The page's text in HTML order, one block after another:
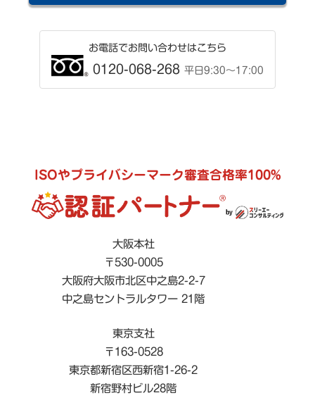
お電話でお問い合わせはこちら
0120-068-268 平日9:30〜17:00
ISOやプライバシーマーク審査合格率100%
大阪本社
〒530-0005
大阪府大阪市北区中之島2-2-7
中之島セントラルタワー 21階
東京支社
〒163-0528
東京都新宿区西新宿1-26-2
新宿野村ビル28階